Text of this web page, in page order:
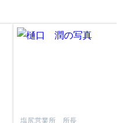
塩尻営業所 所長